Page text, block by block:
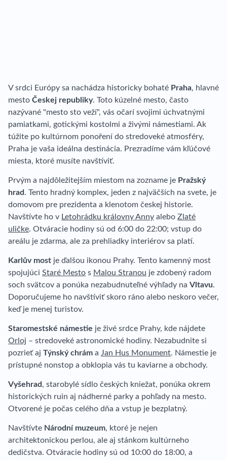
V srdci Európy sa nachádza historicky bohaté Praha, hlavné
mesto Českej republiky. Toto kúzelné mesto, často
nazývané "mesto sto veží", vás očarí svojimi úchvatnými
pamiatkami, gotickými kostolmi a živými námestiami. Ak
túžite po kultúrnom ponoření do stredoveké atmosféry,
Praha je vaša ideálna destinácia. Prezradíme vám kľúčové
miesta, ktoré musíte navštíviť.
Prvým a najdôležitejším miestom na zozname je Pražský
hrad . Tento hradný komplex, jeden z najväčších na svete, je
domovom pre prezidenta a klenotom českej historie.
Navštívte ho v Letohrádku královny Anny alebo Zlaté
uličke. Otváracie hodiny sú od 6:00 do 22:00; vstup do
areálu je zdarma, ale za prehliadky interiérov sa platí.
Karlův most je ďalšou ikonou Prahy. Tento kamenný most
spojujúci Staré Mesto s Malou Stranou je zdobený radom
soch svätcov a ponúka nezabudnuteľné výhľady na Vltavu.
Doporučujeme ho navštíviť skoro ráno alebo neskoro večer,
keď je menej turistov.
Staromestské námestie je živé srdce Prahy, kde nájdete
Orloj – stredoveké astronomické hodiny. Nezabudnite si
pozrieť aj Týnský chrám a Jan Hus Monument. Námestie je
prístupné nonstop a obklopia vás tu kaviarne a obchody.
Vyšehrad , starobylé sídlo českých kniežat, ponúka okrem
historických ruin aj nádherné parky a pohľady na mesto.
Otvorené je počas celého dňa a vstup je bezplatný.
Navštívte Národní muzeum, ktoré je nejen
architektonickou perlou, ale aj stánkom kultúrneho
dedičstva. Otváracie hodiny sú od 10:00 do 18:00, a